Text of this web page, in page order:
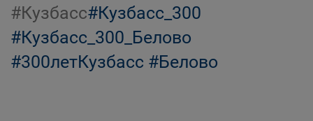
#Кузбасс#Кузбасс_300
#Кузбасс_300_Белово
#300летКузбасс #Белово